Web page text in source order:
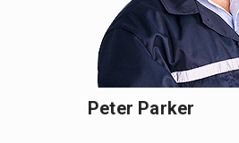
Peter Parker